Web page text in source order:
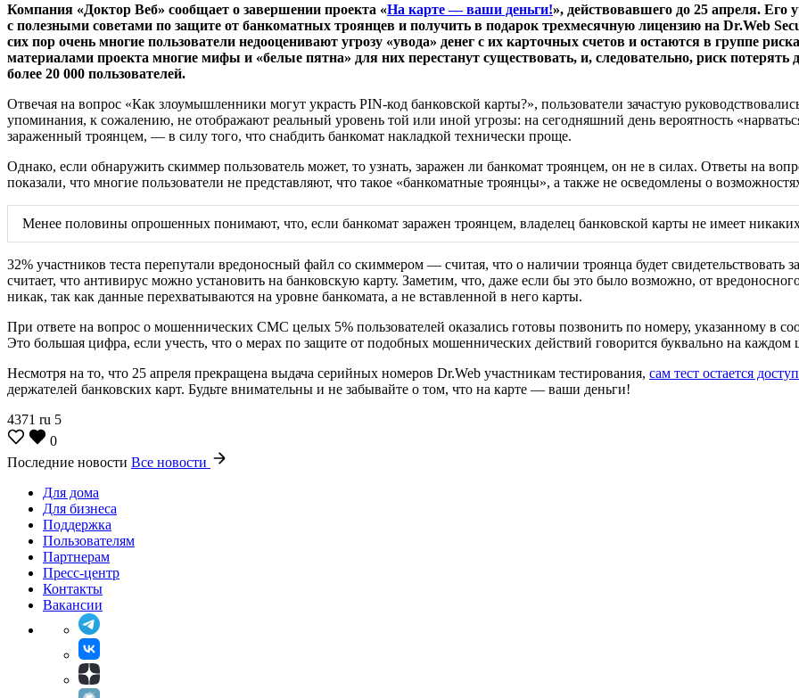
Компания «Доктор Веб» сообщает о завершении проекта «На карте — ваши деньги!», действовавшего до 25 апреля. Его
с полезными советами по защите от банкоматных троянцев и получить в подарок трехмесячную лицензию на Dr.Web
сих пор очень многие пользователи недооценивают угрозу «увода» денег с их карточных счетов и остаются в группе
материалами проекта многие мифы и «белые пятна» для них перестанут существовать, и, следовательно, риск
более 20 000 пользователей.
Отвечая на вопрос «Как злоумышленники могут украсть PIN-код банковской карты?», пользователи зачастую
упоминания, к сожалению, не отображают реальный уровень той или иной угрозы: на сегодняшний день вероятность
зараженный троянцем, — в силу того, что снабдить банкомат накладкой технически проще.
Однако, если обнаружить скиммер пользователь может, то узнать, заражен ли банкомат троянцем, он не в силах. Ответы на
показали, что многие пользователи не представляют, что такое «банкоматные троянцы», а также не осведомлены о
Менее половины опрошенных понимают, что, если банкомат заражен троянцем, владелец банковской карты не имеет
32% участников теста перепутали вредоносный файл со скиммером — считая, что о наличии троянца будет свидетельствовать
считает, что антивирус можно установить на банковскую карту. Заметим, что, даже если бы это было возможно, от
никак, так как данные перехватываются на уровне банкомата, а не вставленной в него карты.
При ответе на вопрос о мошеннических СМС целых 5% пользователей оказались готовы позвонить по номеру, указанному в
Это большая цифра, если учесть, что о мерах по защите от подобных мошеннических действий говорится буквально на каждом
Несмотря на то, что 25 апреля прекращена выдача серийных номеров Dr.Web участникам тестирования, сам тест остается
держателей банковских карт. Будьте внимательны и не забывайте о том, что на карте — ваши деньги!
4371 ru 5
0
Последние новости Все новости
Для дома
Для бизнеса
Поддержка
Пользователям
Партнерам
Пресс-центр
Контакты
Вакансии